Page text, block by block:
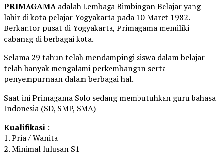
PRIMAGAMA adalah Lembaga Bimbingan Belajar yang
lahir di kota pelajar Yogyakarta pada 10 Maret 1982.
Berkantor pusat di Yogyakarta, Primagama memiliki
cabanag di berbagai kota.
Selama 29 tahun telah mendampingi siswa dalam belajar
telah banyak mengalami perkembangan serta
penyempurnaan dalam berbagai hal.
Saat ini Primagama Solo sedang membutuhkan guru bahasa
Indonesia (SD, SMP, SMA)
Kualifikasi :
1. Pria / Wanita
2. Minimal lulusan S1